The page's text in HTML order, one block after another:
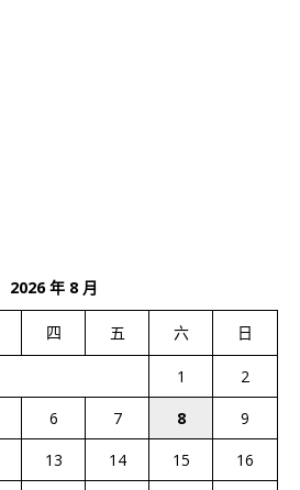
2026 年 8 月
四 五 六 日
1
2
6 7 8
9
13 14 15
16